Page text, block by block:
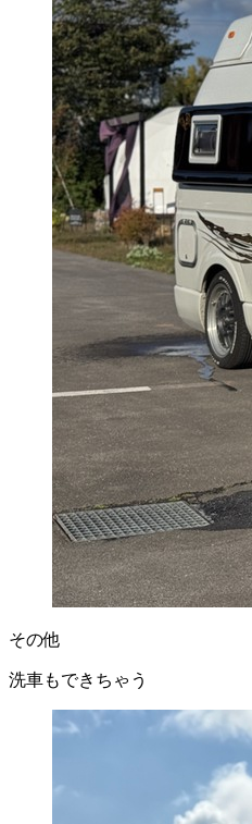
その他
洗車もできちゃう